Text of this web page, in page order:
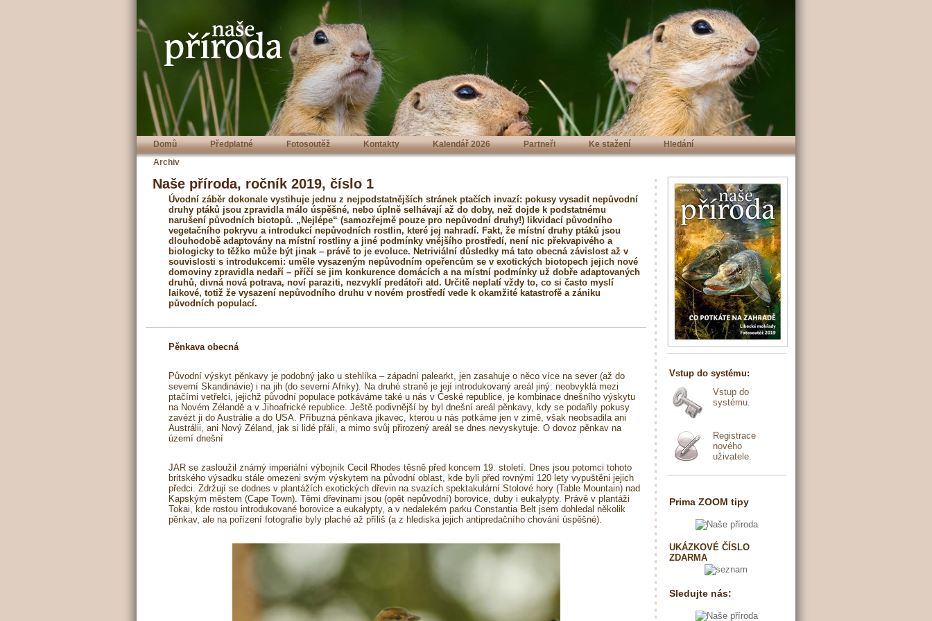
Domů Předplatné Fotosoutěž Kontakty Kalendář 2026 Partneři Ke stažení
Hledání
Archiv
Vstup do systému:
Vstup do
systému.
Registrace
nového
uživatele.
Prima ZOOM tipy
UKÁZKOVÉ ČÍSLO
ZDARMA
Sledujte nás:
Naše příroda, ročník 2019, číslo 1
Úvodní záběr dokonale vystihuje jednu z nejpodstatnějších stránek ptačích invazí: pokusy vysadit nepůvodní
druhy ptáků jsou zpravidla málo úspěšné, nebo úplně selhávají až do doby, než dojde k podstatnému
narušení původních biotopů. „Nejlépe“ (samozřejmě pouze pro nepůvodní druhy!) likvidací původního
vegetačního pokryvu a introdukcí nepůvodních rostlin, které jej nahradí. Fakt, že místní druhy ptáků jsou
dlouhodobě adaptovány na místní rostliny a jiné podmínky vnějšího prostředí, není nic překvapivého a
biologicky to těžko může být jinak – právě to je evoluce. Netriviální důsledky má tato obecná závislost až v
souvislosti s introdukcemi: uměle vysazeným nepůvodním opeřencům se v exotických biotopech jejich nové
domoviny zpravidla nedaří – příčí se jim konkurence domácích a na místní podmínky už dobře adaptovaných
druhů, divná nová potrava, noví paraziti, nezvyklí predátoři atd. Určitě neplatí vždy to, co si často myslí
laikové, totiž že vysazení nepůvodního druhu v novém prostředí vede k okamžité katastrofě a zániku
původních populací.
Pěnkava obecná
Původní výskyt pěnkavy je podobný jako u stehlíka – západní palearkt, jen zasahuje o něco více na sever (až do
severní Skandinávie) i na jih (do severní Afriky). Na druhé straně je její introdukovaný areál jiný: neobvyklá mezi
ptačími vetřelci, jejichž původní populace potkáváme také u nás v České republice, je kombinace dnešního výskytu
na Novém Zélandě a v Jihoafrické republice. Ještě podivnější by byl dnešní areál pěnkavy, kdy se podařily pokusy
zavézt ji do Austrálie a do USA. Příbuzná pěnkava jikavec, kterou u nás potkáme jen v zimě, však neobsadila ani
Austrálii, ani Nový Zéland, jak si lidé přáli, a mimo svůj přirozený areál se dnes nevyskytuje. O dovoz pěnkav na
území dnešní
JAR se zasloužil známý imperiální výbojník Cecil Rhodes těsně před koncem 19. století. Dnes jsou potomci tohoto
britského výsadku stále omezeni svým výskytem na původní oblast, kde byli před rovnými 120 lety vypuštěni jejich
předci. Zdržují se dodnes v plantážích exotických dřevin na svazích spektakulární Stolové hory (Table Mountain) nad
Kapským městem (Cape Town). Těmi dřevinami jsou (opět nepůvodní) borovice, duby i eukalypty. Právě v plantáži
Tokai, kde rostou introdukované borovice a eukalypty, a v nedalekém parku Constantia Belt jsem dohledal několik
pěnkav, ale na pořízení fotografie byly plaché až příliš (a z hlediska jejich antipredačního chování úspěšné).